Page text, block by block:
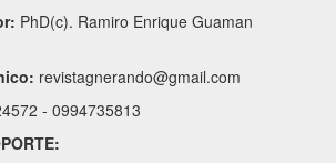
PhD(c). Ramiro Enrique Guaman
revistagnerando@gmail.com
- 0994735813